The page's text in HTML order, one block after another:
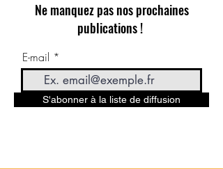
Ne manquez pas nos prochaines
publications !
E-mail
S'abonner à la liste de diffusion